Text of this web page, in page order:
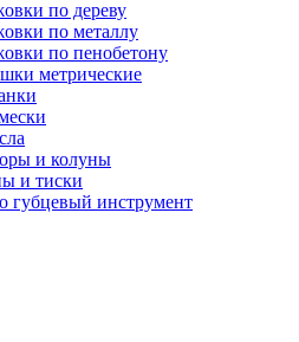
по дереву
по металлу
по пенобетону
метрические
и колуны
и тиски
губцевый инструмент